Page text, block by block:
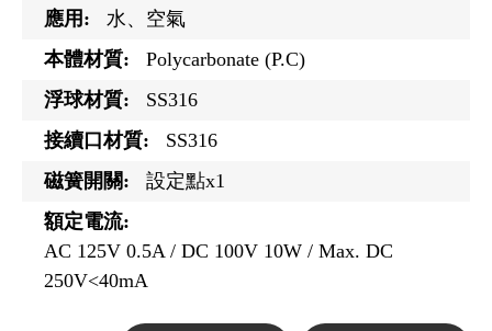
應用:水、空氣
本體材質:Polycarbonate (P.C)
浮球材質: SS316
接續口材質: SS316
磁簧開關:設定點x1
額定電流:
AC 125V 0.5A / DC 100V 10W / Max. DC
250V<40mA